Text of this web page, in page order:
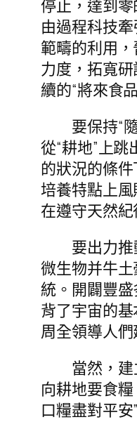
停止，達到
由過程科技
範疇的利用
力度，拓寬
續的“將來食
要保持“
從“耕地”上
的狀況的條
培養特點上
在遵守天然
要出力
微生物并牛
統。開闢豐
背了宇宙的
周全領導人
當然，
向耕地要食
口糧盡對平